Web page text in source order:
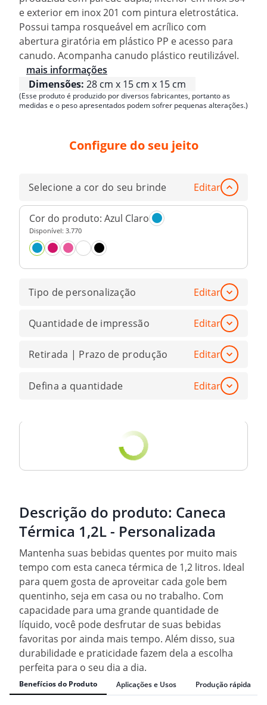
e exterior em inox 201 com pintura eletrostática.
Possui tampa rosqueável em acrílico com
abertura giratória em plástico PP e acesso para
canudo. Acompanha canudo plástico reutilizável.
mais informações
Dimensões: 28 cm x 15 cm x 15 cm
(Esse produto é produzido por diversos fabricantes, portanto as
medidas e o peso apresentados podem sofrer pequenas alterações.)
Configure do seu jeito
Selecione a cor do seu brinde Editar
Cor do produto: Azul Claro
Disponível: 3.770
Tipo de personalização Editar
Quantidade de impressão Editar
Retirada | Prazo de produção Editar
Defina a quantidade Editar
Descrição do produto: Caneca
Térmica 1,2L - Personalizada
Mantenha suas bebidas quentes por muito mais
tempo com esta caneca térmica de 1,2 litros. Ideal
para quem gosta de aproveitar cada gole bem
quentinho, seja em casa ou no trabalho. Com
capacidade para uma grande quantidade de
líquido, você pode desfrutar de suas bebidas
favoritas por ainda mais tempo. Além disso, sua
durabilidade e praticidade fazem dela a escolha
perfeita para o seu dia a dia.
Benefícios do Produto Aplicações e Usos Produção rápida